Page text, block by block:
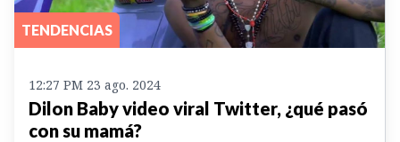
TENDENCIAS
12:27 PM 23 ago. 2024
Dilon Baby video viral Twitter, ¿qué pasó
con su mamá?